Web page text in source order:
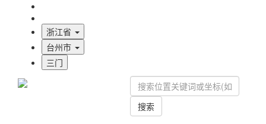
浙江省
台州市
三门
搜索